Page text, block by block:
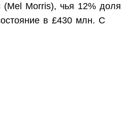
Morris), чья 12% доля
в £430 млн. С